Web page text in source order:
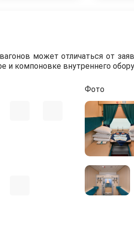
может отличаться от
и компоновке внутреннего
Фото